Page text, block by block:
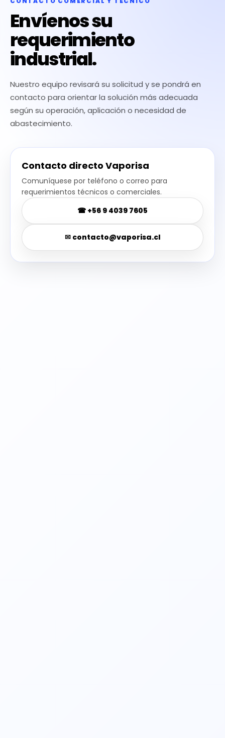
Envíenos su
requerimiento
industrial.
Nuestro equipo revisará su solicitud y se pondrá en
contacto para orientar la solución más adecuada
según su operación, aplicación o necesidad de
abastecimiento.
Contacto directo Vaporisa
Comuníquese por teléfono o correo para
requerimientos técnicos o comerciales.
☎ +56 9 4039 7605
✉ contacto@vaporisa.cl